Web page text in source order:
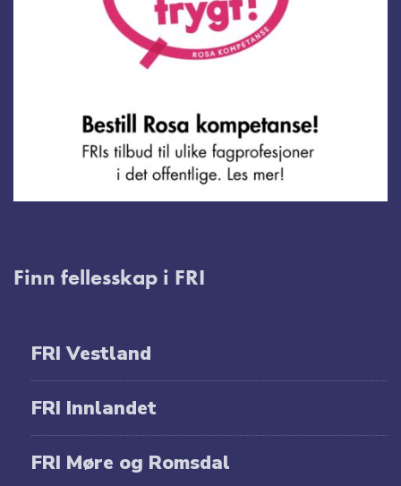
Finn fellesskap i FRI
FRI Vestland
FRI Innlandet
FRI Møre og Romsdal